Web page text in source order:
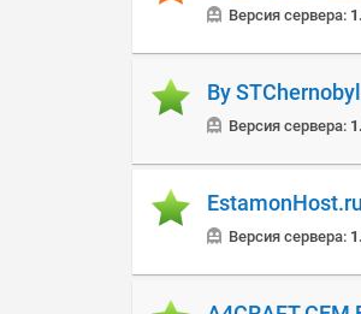
Версия сервера:
By
Версия сервера:
Версия сервера: